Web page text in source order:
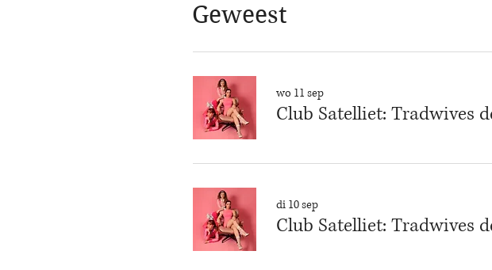
Geweest
wo 11 sep
Club Satelliet: Tradwives
di 10 sep
Club Satelliet: Tradwives